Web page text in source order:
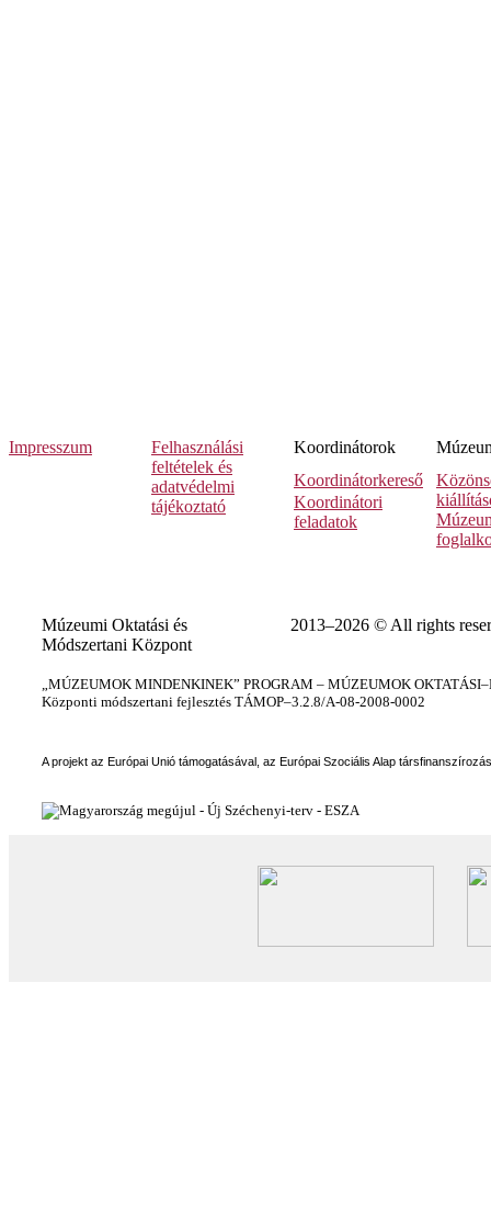
Impresszum
Felhasználási
feltételek és
adatvédelmi
tájékoztató
Koordinátorok
Koordinátorkereső
Koordinátori
feladatok
Múzeumi Oktatási és
Módszertani Központ
2013–2026 © All rights
„MÚZEUMOK MINDENKINEK” PROGRAM – MÚZEUMOK
Központi módszertani fejlesztés TÁMOP–3.2.8/A-08-2008-0002
A projekt az Európai Unió támogatásával, az Európai Szociális Alap